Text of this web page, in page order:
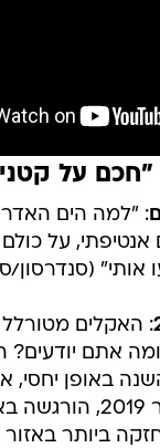
על קטנים",
: "למה הים
על כולם
(סנדרסון/
: האקלים מטורלל
אתם יודעים?
באופן יחסי,
שנה, בסוף נובמבר